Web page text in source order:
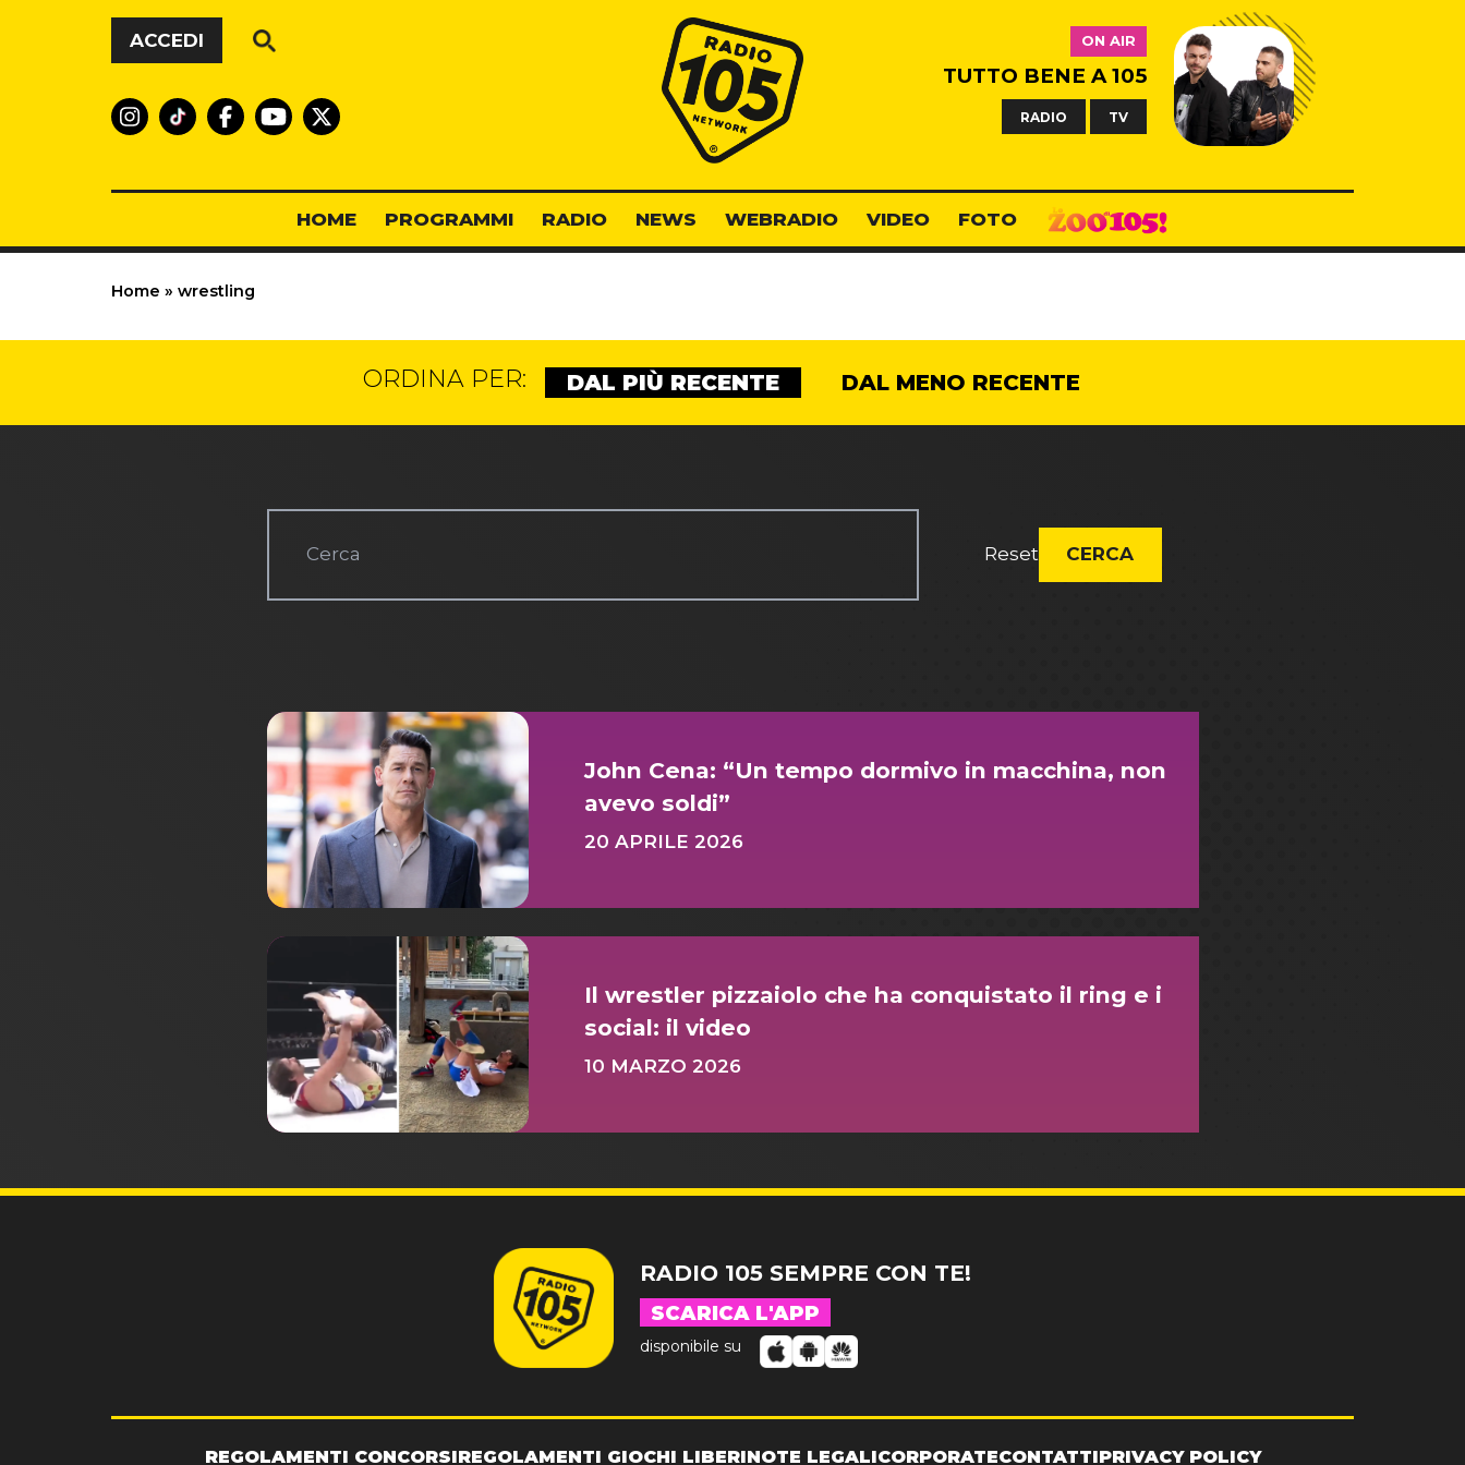
Vai al contenuto
ACCEDI
Radio 105
ON AIR
TUTTO BENE A 105
RADIO TV
HOME PROGRAMMI RADIO NEWS WEBRADIO VIDEO FOTO
Home » wrestling
ORDINA PER: DAL PIÙ RECENTE DAL MENO RECENTE
Reset CERCA
John Cena: “Un tempo dormivo in macchina, non
avevo soldi”
20 APRILE 2026
Il wrestler pizzaiolo che ha conquistato il ring e i
social: il video
10 MARZO 2026
RADIO 105 SEMPRE CON TE!
SCARICA L'APP
disponibile su
REGOLAMENTI CONCORSIREGOLAMENTI GIOCHI LIBERINOTE LEGALICORPORATECONTATTIPRIVACY POLICY